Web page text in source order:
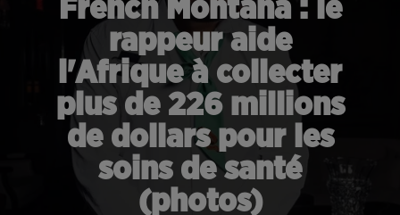
French Montana : le
rappeur aide
l'Afrique à collecter
plus de 226 millions
de dollars pour les
soins de santé
(photos)